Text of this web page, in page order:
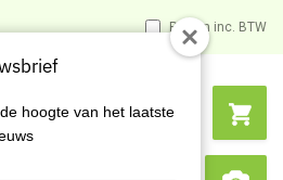
Prijzen inc. BTW
hoogte van het laatste